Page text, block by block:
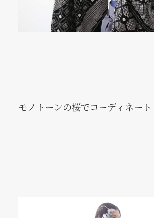
モノトーンの桜でコーディネート